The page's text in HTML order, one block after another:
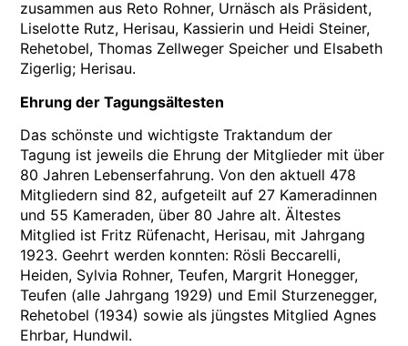
zusammen aus Reto Rohner, Urnäsch als Präsident,
Liselotte Rutz, Herisau, Kassierin und Heidi Steiner,
Rehetobel, Thomas Zellweger Speicher und Elsabeth
Zigerlig; Herisau.
Ehrung der Tagungsältesten
Das schönste und wichtigste Traktandum der
Tagung ist jeweils die Ehrung der Mitglieder mit über
80 Jahren Lebenserfahrung. Von den aktuell 478
Mitgliedern sind 82, aufgeteilt auf 27 Kameradinnen
und 55 Kameraden, über 80 Jahre alt. Ältestes
Mitglied ist Fritz Rüfenacht, Herisau, mit Jahrgang
1923. Geehrt werden konnten: Rösli Beccarelli,
Heiden, Sylvia Rohner, Teufen, Margrit Honegger,
Teufen (alle Jahrgang 1929) und Emil Sturzenegger,
Rehetobel (1934) sowie als jüngstes Mitglied Agnes
Ehrbar, Hundwil.